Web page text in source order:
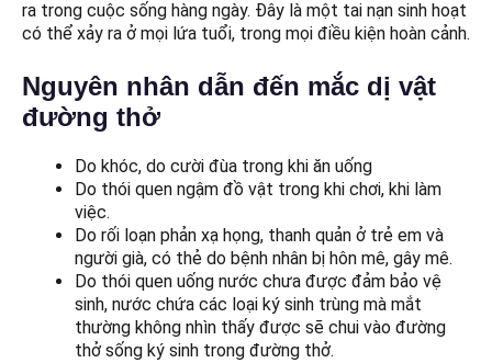
ra trong cuộc sống hàng ngày. Đây là một tai nạn sinh hoạt
có thể xảy ra ở mọi lứa tuổi, trong mọi điều kiện hoàn cảnh.
Nguyên nhân dẫn đến mắc dị vật
đường thở
Do khóc, do cười đùa trong khi ăn uống
Do thói quen ngậm đồ vật trong khi chơi, khi làm
việc.
Do rối loạn phản xạ họng, thanh quản ở trẻ em và
người già, có thẻ do bệnh nhân bị hôn mê, gây mê.
Do thói quen uống nước chưa được đảm bảo vệ
sinh, nước chứa các loại ký sinh trùng mà mắt
thường không nhìn thấy được sẽ chui vào đường
thở sống ký sinh trong đường thở.